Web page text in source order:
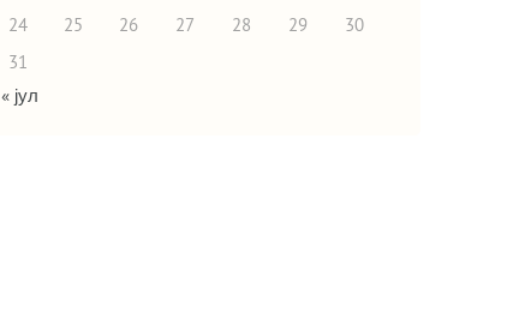
24
25 26 27 28 29
30
31
« јул